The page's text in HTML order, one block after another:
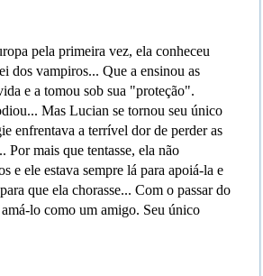
pela primeira vez, ela conheceu
dos vampiros... Que a ensinou as
e a tomou sob sua "proteção".
Mas Lucian se tornou seu único
enfrentava a terrível dor de perder as
Por mais que tentasse, ela não
e ele estava sempre lá para apoiá-la e
que ela chorasse... Com o passar do
lo como um amigo. Seu único